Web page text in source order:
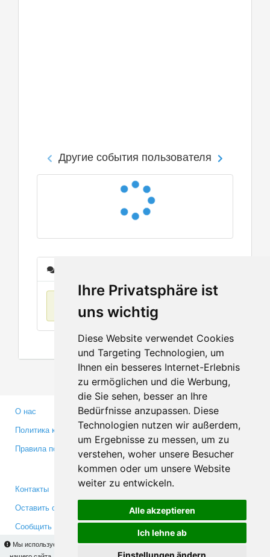
Ihre Privatsphäre ist
uns wichtig
Diese Website verwendet Cookies
und Targeting Technologien, um
Ihnen ein besseres Internet-Erlebnis
zu ermöglichen und die Werbung,
die Sie sehen, besser an Ihre
Bedürfnisse anzupassen. Diese
Technologien nutzen wir außerdem,
um Ergebnisse zu messen, um zu
verstehen, woher unsere Besucher
kommen oder um unsere Website
weiter zu entwickeln.
Alle akzeptieren
Ich lehne ab
Мы используем cookies для того, чтобы Вы могли использовать весь функционал
Другие события пользователя
О нас
Политика конфиденциальности
Правила пользования
Партнерам
Инвесторам
Медиа
Контакты
Оставить отзыв
Сообщить об ошибке
Facebook
Twitter
YouTube
Google+